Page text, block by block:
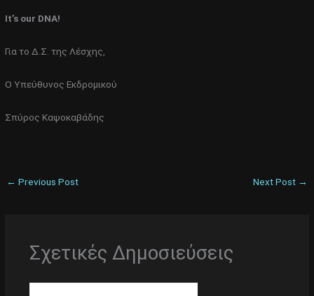
It’s our DNA!
Για το Δ.Σ. της Λέσχης,
Ο Υπεύθυνος Εκδρομικού
Σπύρος Καψοκαβάδης
← Previous Post Next Post →
Σχετικές Δημοσιεύσεις